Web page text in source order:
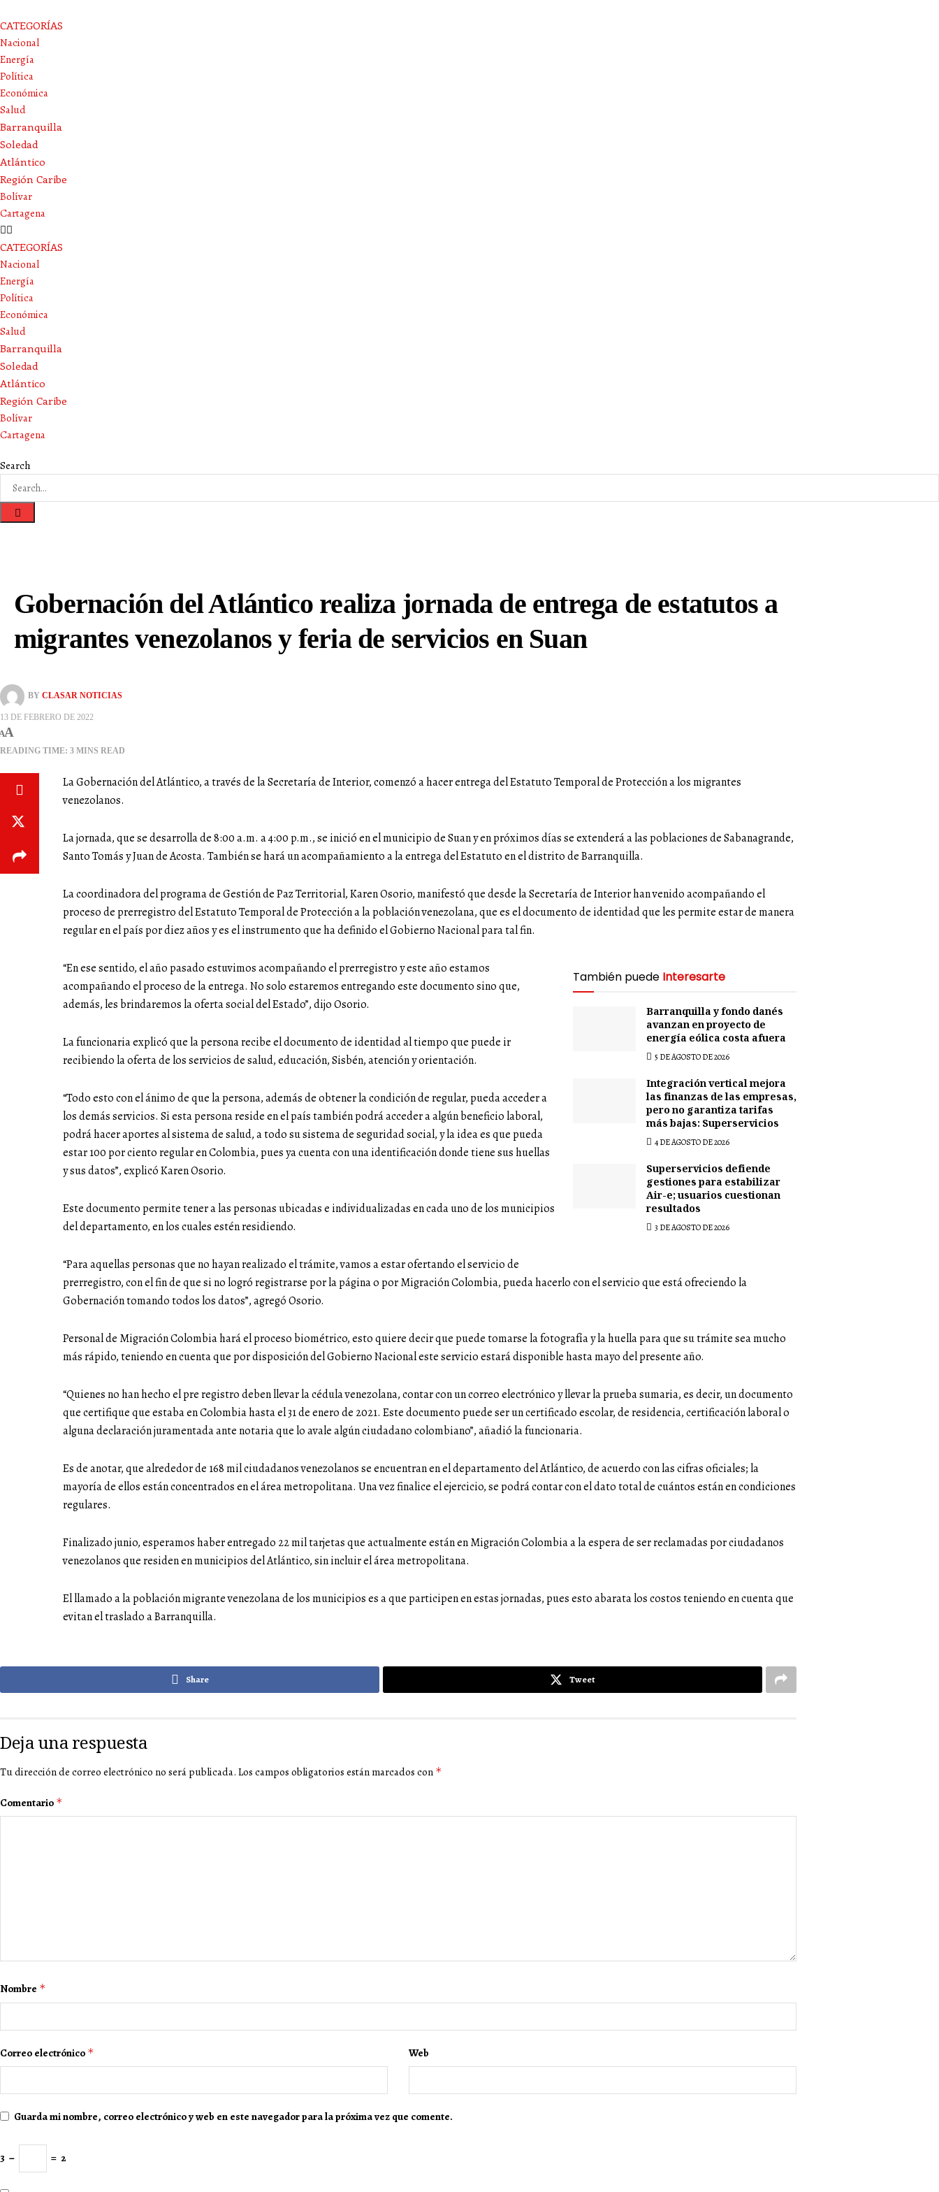
CATEGORÍAS
Nacional
Energía
Política
Económica
Salud
Barranquilla
Soledad
Atlántico
Región Caribe
Bolívar
Cartagena
CATEGORÍAS
Nacional
Energía
Política
Económica
Salud
Barranquilla
Soledad
Atlántico
Región Caribe
Bolívar
Cartagena
Search
Gobernación del Atlántico realiza jornada de entrega de estatutos a
migrantes venezolanos y feria de servicios en Suan
BY CLASAR NOTICIAS
13 DE FEBRERO DE 2022
A
READING TIME: 3 MINS READ
La Gobernación del Atlántico, a través de la Secretaría de Interior, comenzó a hacer entrega del Estatuto Temporal de Protección a los migrantes
venezolanos.
La jornada, que se desarrolla de 8:00 a.m. a 4:00 p.m., se inició en el municipio de Suan y en próximos días se extenderá a las poblaciones de Sabanagrande,
Santo Tomás y Juan de Acosta. También se hará un acompañamiento a la entrega del Estatuto en el distrito de Barranquilla.
La coordinadora del programa de Gestión de Paz Territorial, Karen Osorio, manifestó que desde la Secretaría de Interior han venido acompañando el
proceso de prerregistro del Estatuto Temporal de Protección a la población venezolana, que es el documento de identidad que les permite estar de manera
regular en el país por diez años y es el instrumento que ha definido el Gobierno Nacional para tal fin.
También puede Interesarte
Barranquilla y fondo danés
avanzan en proyecto de
energía eólica costa afuera
5 DE AGOSTO DE 2026
Integración vertical mejora
las finanzas de las empresas,
pero no garantiza tarifas
más bajas: Superservicios
4 DE AGOSTO DE 2026
Superservicios defiende
gestiones para estabilizar
Air-e; usuarios cuestionan
resultados
3 DE AGOSTO DE 2026
“En ese sentido, el año pasado estuvimos acompañando el prerregistro y este año estamos
acompañando el proceso de la entrega. No solo estaremos entregando este documento sino que,
además, les brindaremos la oferta social del Estado”, dijo Osorio.
La funcionaria explicó que la persona recibe el documento de identidad al tiempo que puede ir
recibiendo la oferta de los servicios de salud, educación, Sisbén, atención y orientación.
“Todo esto con el ánimo de que la persona, además de obtener la condición de regular, pueda acceder a
los demás servicios. Si esta persona reside en el país también podrá acceder a algún beneficio laboral,
podrá hacer aportes al sistema de salud, a todo su sistema de seguridad social, y la idea es que pueda
estar 100 por ciento regular en Colombia, pues ya cuenta con una identificación donde tiene sus huellas
y sus datos”, explicó Karen Osorio.
Este documento permite tener a las personas ubicadas e individualizadas en cada uno de los municipios
del departamento, en los cuales estén residiendo.
“Para aquellas personas que no hayan realizado el trámite, vamos a estar ofertando el servicio de
prerregistro, con el fin de que si no logró registrarse por la página o por Migración Colombia, pueda hacerlo con el servicio que está ofreciendo la
Gobernación tomando todos los datos”, agregó Osorio.
Personal de Migración Colombia hará el proceso biométrico, esto quiere decir que puede tomarse la fotografía y la huella para que su trámite sea mucho
más rápido, teniendo en cuenta que por disposición del Gobierno Nacional este servicio estará disponible hasta mayo del presente año.
“Quienes no han hecho el pre registro deben llevar la cédula venezolana, contar con un correo electrónico y llevar la prueba sumaria, es decir, un documento
que certifique que estaba en Colombia hasta el 31 de enero de 2021. Este documento puede ser un certificado escolar, de residencia, certificación laboral o
alguna declaración juramentada ante notaria que lo avale algún ciudadano colombiano”, añadió la funcionaria.
Es de anotar, que alrededor de 168 mil ciudadanos venezolanos se encuentran en el departamento del Atlántico, de acuerdo con las cifras oficiales; la
mayoría de ellos están concentrados en el área metropolitana. Una vez finalice el ejercicio, se podrá contar con el dato total de cuántos están en condiciones
regulares.
Finalizado junio, esperamos haber entregado 22 mil tarjetas que actualmente están en Migración Colombia a la espera de ser reclamadas por ciudadanos
venezolanos que residen en municipios del Atlántico, sin incluir el área metropolitana.
El llamado a la población migrante venezolana de los municipios es a que participen en estas jornadas, pues esto abarata los costos teniendo en cuenta que
evitan el traslado a Barranquilla.
Share Tweet
Deja una respuesta
Tu dirección de correo electrónico no será publicada. Los campos obligatorios están marcados con *
Comentario *
Nombre *
Correo electrónico * Web
Guarda mi nombre, correo electrónico y web en este navegador para la próxima vez que comente.
3 − = 2